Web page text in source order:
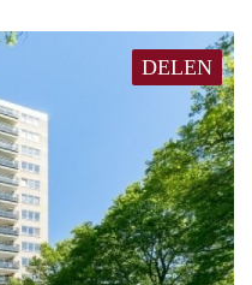
DELEN